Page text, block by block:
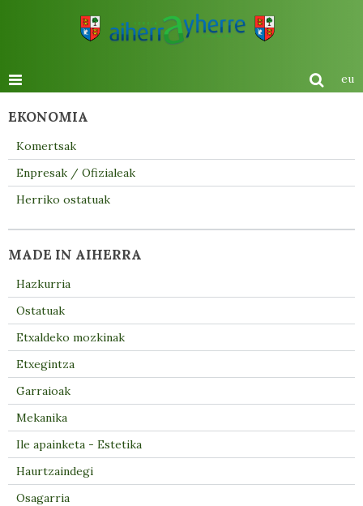
eu
EKONOMIA
Komertsak
Enpresak / Ofizialeak
Herriko ostatuak
MADE IN AIHERRA
Hazkurria
Ostatuak
Etxaldeko mozkinak
Etxegintza
Garraioak
Mekanika
Ile apainketa - Estetika
Haurtzaindegi
Osagarria